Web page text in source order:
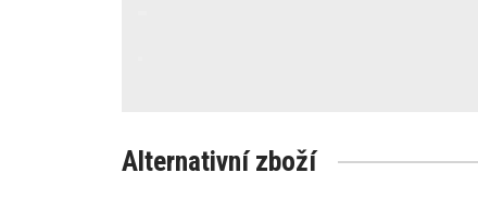
Alternativní zboží